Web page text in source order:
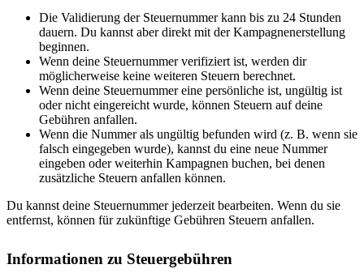
Die Validierung der Steuernummer kann bis zu 24 Stunden
dauern. Du kannst aber direkt mit der Kampagnenerstellung
beginnen.
Wenn deine Steuernummer verifiziert ist, werden dir
möglicherweise keine weiteren Steuern berechnet.
Wenn deine Steuernummer eine persönliche ist, ungültig ist
oder nicht eingereicht wurde, können Steuern auf deine
Gebühren anfallen.
Wenn die Nummer als ungültig befunden wird (z. B. wenn sie
falsch eingegeben wurde), kannst du eine neue Nummer
eingeben oder weiterhin Kampagnen buchen, bei denen
zusätzliche Steuern anfallen können.
Du kannst deine Steuernummer jederzeit bearbeiten. Wenn du sie
entfernst, können für zukünftige Gebühren Steuern anfallen.
Informationen zu Steuergebühren